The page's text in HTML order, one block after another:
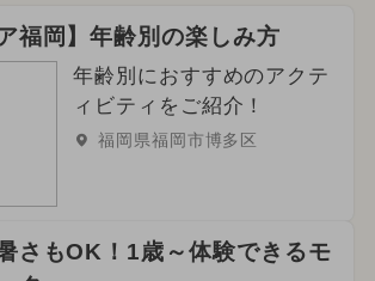
福岡】年齢別の楽しみ方
年齢別におすすめのアクテ
ィビティをご紹介！
福岡県福岡市博多区
さもOK！1歳～体験できるモ